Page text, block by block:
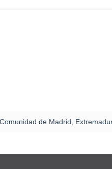
Comunidad de Madrid,